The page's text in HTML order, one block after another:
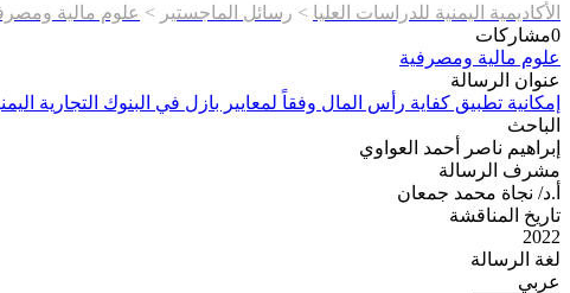
الأكاديمية اليمنية للدراسات العليا > رسائل الماجستير > علوم مالية
0مشاركات
علوم مالية ومصرفية
عنوان الرسالة
إمكانية تطبيق كفاية رأس المال وفقاً لمعايير بازل في البنوك التجارية
الباحث
إبراهيم ناصر أحمد العواوي
مشرف الرسالة
أ.د/ نجاة محمد جمعان
تاريخ المناقشة
2022
لغة الرسالة
عربي